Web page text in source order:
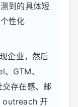
到的具体短
性化
企业，然后
GTM、
存在感、邮
outreach 开